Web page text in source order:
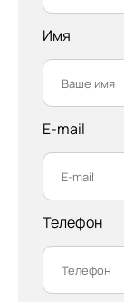
Имя
E-mail
Телефон